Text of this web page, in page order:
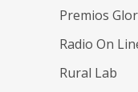
Premios
Radio On
Rural Lab